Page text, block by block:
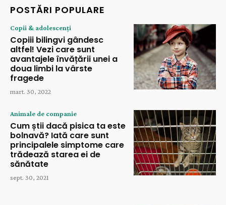
POSTĂRI POPULARE
Copii & adolescenți
Copiii bilingvi gândesc
altfel! Vezi care sunt
avantajele învățării unei a
doua limbi la vârste
fragede
mart. 30, 2022
Animale de companie
Cum știi dacă pisica ta este
bolnavă? Iată care sunt
principalele simptome care
trădează starea ei de
sănătate
sept. 30, 2021